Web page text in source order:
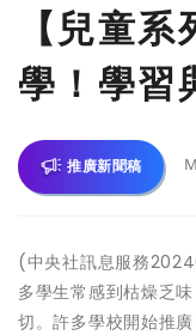
【兒童
學！學習
推廣新聞稿
(中央社訊息服務
多學生常感到枯燥乏
切。許多學校開始推